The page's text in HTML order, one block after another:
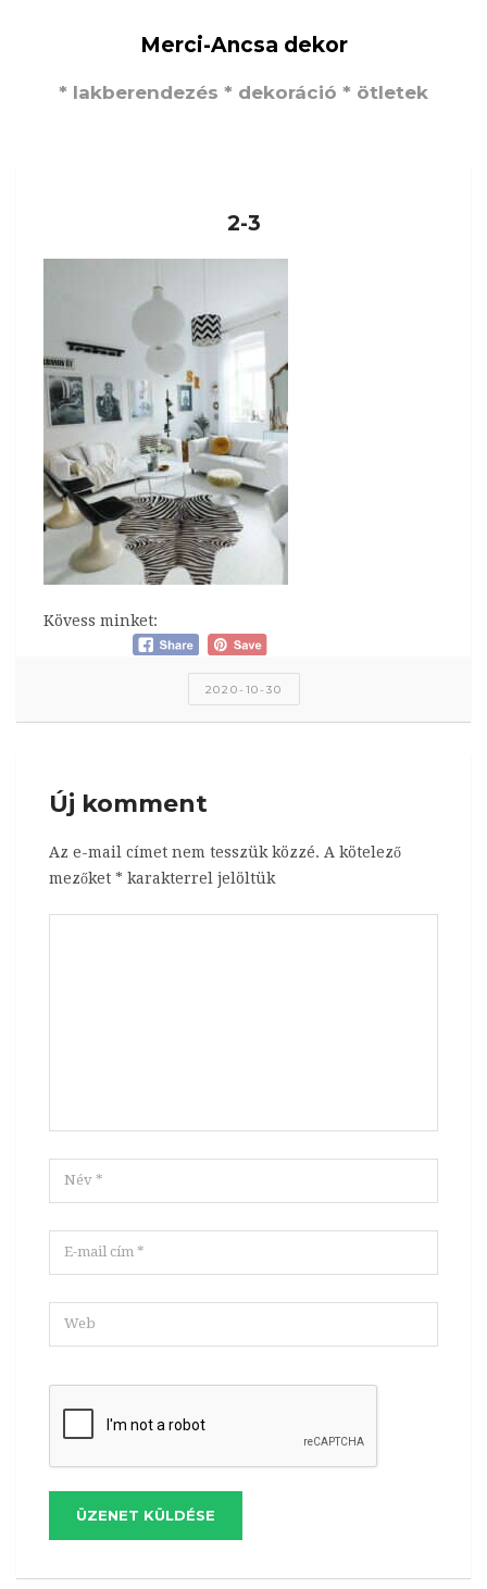
Merci-Ancsa dekor
* lakberendezés * dekoráció * ötletek
2-3
Kövess minket:
2020-10-30
Új komment
Az e-mail címet nem tesszük közzé. A kötelező
mezőket * karakterrel jelöltük
ÜZENET KÜLDÉSE